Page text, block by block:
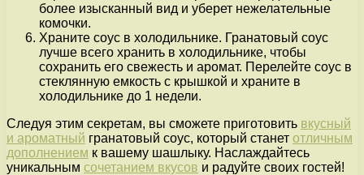
более изысканный вид и уберет нежелательные
комочки.
Храните соус в холодильнике. Гранатовый соус
лучше всего хранить в холодильнике, чтобы
сохранить его свежесть и аромат. Перелейте соус в
стеклянную емкость с крышкой и храните в
холодильнике до 1 недели.
Следуя этим секретам, вы сможете приготовить вкусный
и ароматный гранатовый соус, который станет отличным
дополнением к вашему шашлыку. Наслаждайтесь
уникальным сочетанием вкусов и радуйте своих гостей!